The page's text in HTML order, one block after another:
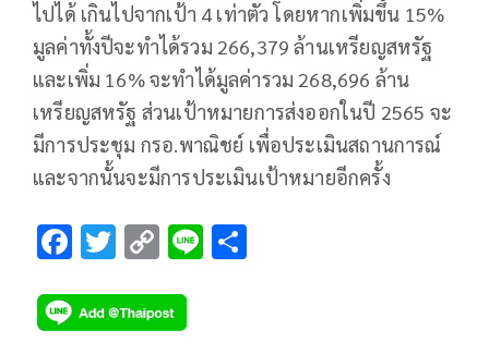
ไปได้ เกินไปจากเป้า 4 เท่าตัว โดยหากเพิ่มขึ้น 15%
มูลค่าทั้งปีจะทำได้รวม 266,379 ล้านเหรียญสหรัฐ
และเพิ่ม 16% จะทำได้มูลค่ารวม 268,696 ล้าน
เหรียญสหรัฐ ส่วนเป้าหมายการส่งออกในปี 2565 จะ
มีการประชุม กรอ.พาณิชย์ เพื่อประเมินสถานการณ์
และจากนั้นจะมีการประเมินเป้าหมายอีกครั้ง
F
e
T
tt
C
p
Li